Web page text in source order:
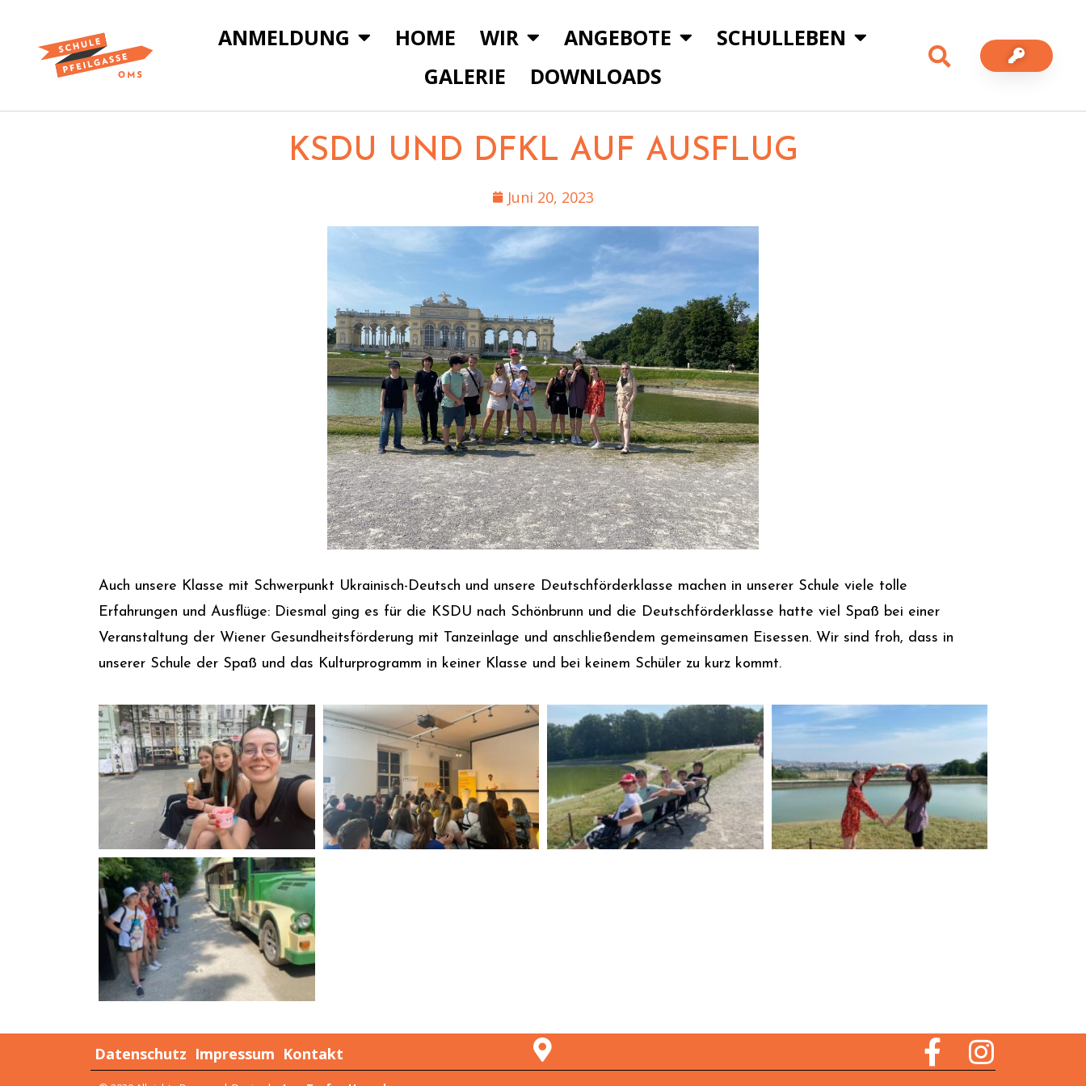
ANMELDUNG HOME WIR ANGEBOTE
SCHULLEBEN
GALERIE
DOWNLOADS
KSDU UND DFKL AUF AUSFLUG
Juni 20, 2023
Auch unsere Klasse mit Schwerpunkt Ukrainisch-Deutsch und unsere Deutschförderklasse machen in unserer Schule viele tolle
Erfahrungen und Ausflüge: Diesmal ging es für die KSDU nach Schönbrunn und die Deutschförderklasse hatte viel Spaß bei einer
Veranstaltung der Wiener Gesundheitsförderung mit Tanzeinlage und anschließendem gemeinsamen Eisessen. Wir sind froh, dass in
unserer Schule der Spaß und das Kulturprogramm in keiner Klasse und bei keinem Schüler zu kurz kommt.
Datenschutz Impressum Kontakt